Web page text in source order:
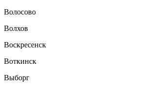
Волосово
Волхов
Воскресенск
Воткинск
Выборг